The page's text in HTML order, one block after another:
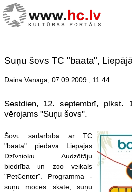
Suņu šovs TC "baata", Liepājā
Daina Vanaga, 07.09.2009., 11:44
Sestdien, 12. septembrī, plkst.
vērojams "Suņu šovs".
Šovu sadarbībā ar TC
"baata" piedāvā Liepājas
Dzīvnieku Audzētāju
biedrība un zoo veikals
"PetCenter". Programmā -
suņu modes skate, suņu